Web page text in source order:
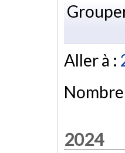
Aller à :
2024